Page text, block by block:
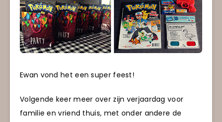
Ewan vond het een super feest!
Volgende keer meer over zijn verjaardag voor
familie en vriend thuis, met onder andere de